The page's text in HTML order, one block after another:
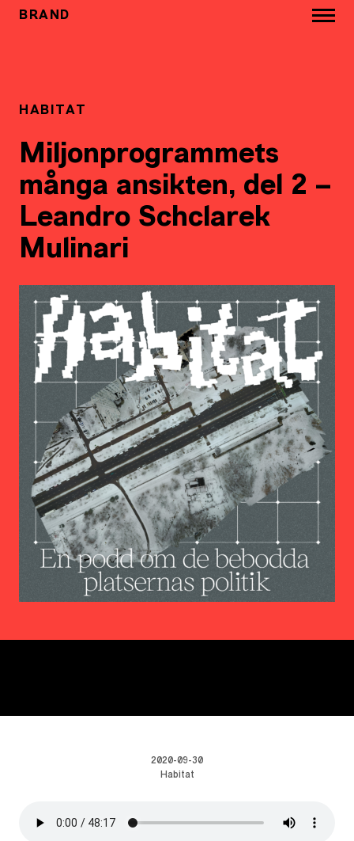
BRAND
HABITAT
Miljonprogrammets
många ansikten, del 2 –
Leandro Schclarek
Mulinari
2020-09-30
Habitat